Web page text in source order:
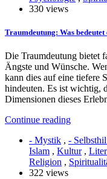
330 views
Traumdeutung: Was
Die Traumdeutung bietet
Ängste und Wünsche.
kann dies auf eine tiefere
hindeuten. Es ist wichtig,
Dimensionen dieses
Continue reading
- Mystik , -
Islam , Kultur,
Religion ,
322 views